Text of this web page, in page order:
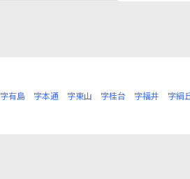
字有島 字本通 字東山 字桂台 字福井 字絹